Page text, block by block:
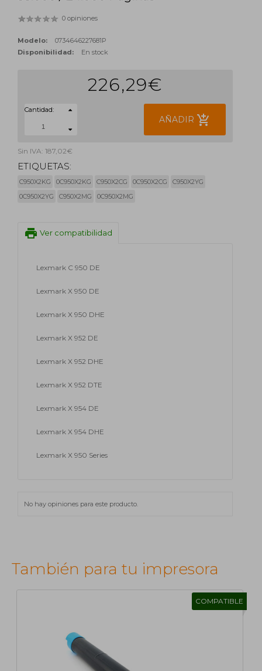
0 opiniones
Modelo:
0734646227681P
Disponibilidad:
En stock
226,29€
Cantidad:
AÑADIR add_shopping_cart
Sin IVA: 187,02€
ETIQUETAS:
C950X2KG 0C950X2KG C950X2CG 0C950X2CG
C950X2YG
0C950X2YG
C950X2MG 0C950X2MG
print Ver compatibilidad
Lexmark C 950 DE
Lexmark X 950 DE
Lexmark X 950 DHE
Lexmark X 952 DE
Lexmark X 952 DHE
Lexmark X 952 DTE
Lexmark X 954 DE
Lexmark X 954 DHE
Lexmark X 950 Series
No hay opiniones para este producto.
También para tu impresora
COMPATIBLE